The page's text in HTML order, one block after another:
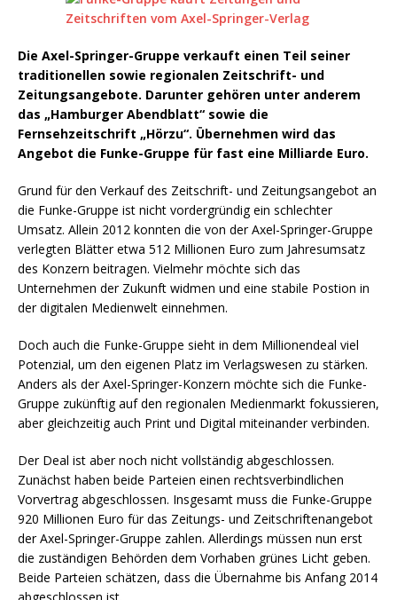
Die Axel-Springer-Gruppe verkauft einen Teil seiner
traditionellen sowie regionalen Zeitschrift- und
Zeitungsangebote. Darunter gehören unter anderem
das „Hamburger Abendblatt“ sowie die
Fernsehzeitschrift „Hörzu“. Übernehmen wird das
Angebot die Funke-Gruppe für fast eine Milliarde Euro.
Grund für den Verkauf des Zeitschrift- und Zeitungsangebot an
die Funke-Gruppe ist nicht vordergründig ein schlechter
Umsatz. Allein 2012 konnten die von der Axel-Springer-Gruppe
verlegten Blätter etwa 512 Millionen Euro zum Jahresumsatz
des Konzern beitragen. Vielmehr möchte sich das
Unternehmen der Zukunft widmen und eine stabile Postion in
der digitalen Medienwelt einnehmen.
Doch auch die Funke-Gruppe sieht in dem Millionendeal viel
Potenzial, um den eigenen Platz im Verlagswesen zu stärken.
Anders als der Axel-Springer-Konzern möchte sich die Funke-
Gruppe zukünftig auf den regionalen Medienmarkt fokussieren,
aber gleichzeitig auch Print und Digital miteinander verbinden.
Der Deal ist aber noch nicht vollständig abgeschlossen.
Zunächst haben beide Parteien einen rechtsverbindlichen
Vorvertrag abgeschlossen. Insgesamt muss die Funke-Gruppe
920 Millionen Euro für das Zeitungs- und Zeitschriftenangebot
der Axel-Springer-Gruppe zahlen. Allerdings müssen nun erst
die zuständigen Behörden dem Vorhaben grünes Licht geben.
Beide Parteien schätzen, dass die Übernahme bis Anfang 2014